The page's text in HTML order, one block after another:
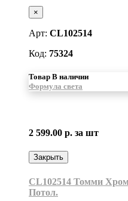
×
Арт: CL102514
Код: 75324
Товар В наличии
Формула света
2 599.00 р. за шт
Закрыть
CL102514 Томми
Потол.